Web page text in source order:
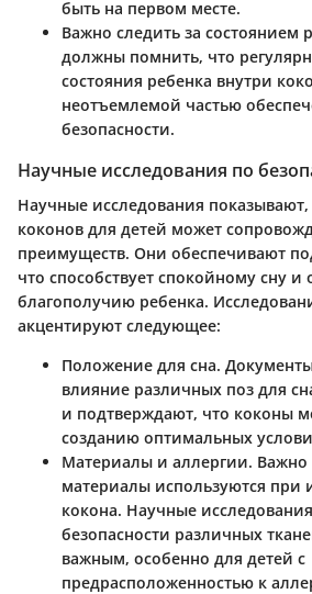
быть на первом месте.
Важно следить за состоянием
должны помнить, что
состояния ребенка внутри
неотъемлемой частью
безопасности.
Научные исследования по
Научные исследования
коконов для детей может
преимуществ. Они обеспечивают
что способствует спокойному сну
благополучию ребенка.
акцентируют следующее:
Положение для сна.
влияние различных поз для
и подтверждают, что коконы
созданию оптимальных
Материалы и аллергии. Важно
материалы используются при
кокона. Научные
безопасности различных
важным, особенно для детей с
предрасположенностью к